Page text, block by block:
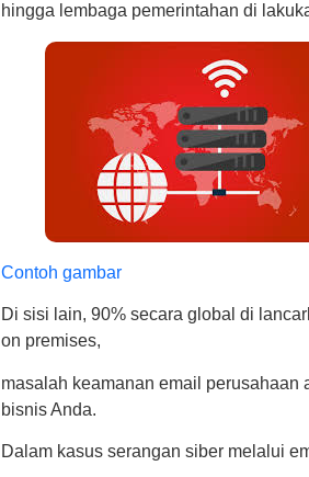
hingga lembaga pemerintahan di
Contoh gambar
Di sisi lain, 90% secara global di
on premises,
masalah keamanan email
bisnis Anda.
Dalam kasus serangan siber melalui